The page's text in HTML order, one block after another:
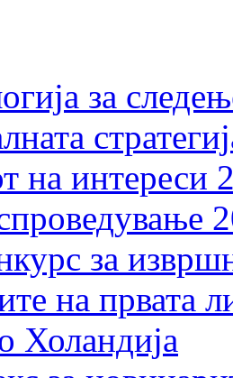
за
на интереси
за
на првата
Холандија